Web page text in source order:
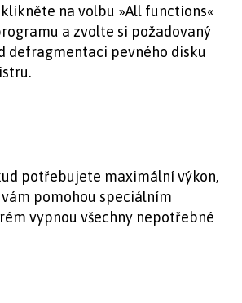
na volbu »All functions«
a zvolte si požadovaný
defragmentaci pevného disku
potřebujete maximální výkon,
pomohou speciálním
vypnou všechny nepotřebné